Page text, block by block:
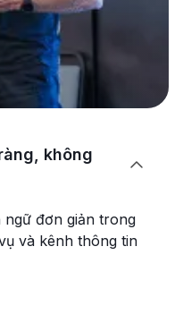
không

ngữ đơn giản trong
và kênh thông tin